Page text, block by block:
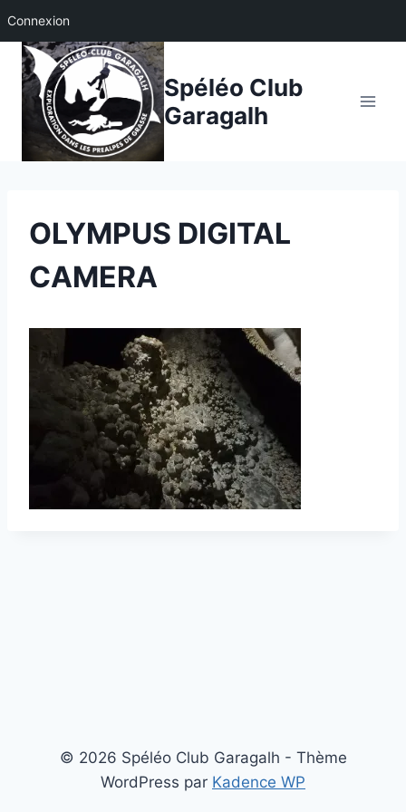
Connexion
Aller
contenu
Spéléo Club
Garagalh
OLYMPUS DIGITAL
CAMERA
© 2026 Spéléo Club Garagalh - Thème
WordPress par Kadence WP